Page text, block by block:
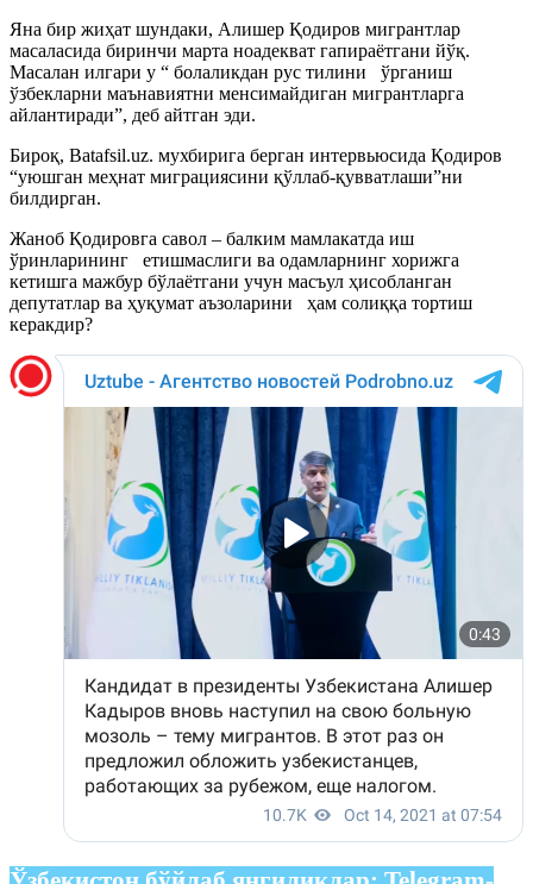
Яна бир жиҳат шундаки, Алишер Қодиров мигрантлар
масаласида биринчи марта ноадекват гапираётгани йўқ.
Масалан илгари у “ болаликдан рус тилини ўрганиш
ўзбекларни маънавиятни менсимайдиган мигрантларга
айлантиради”, деб айтган эди.
Бироқ, Batafsil.uz. мухбирига берган интервьюсида Қодиров
“уюшган меҳнат миграциясини қўллаб-қувватлаши”ни
билдирган.
Жаноб Қодировга савол – балким мамлакатда иш
ўринларининг етишмаслиги ва одамларнинг хорижга
кетишга мажбур бўлаётгани учун масъул ҳисобланган
депутатлар ва ҳуқумат аъзоларини ҳам солиққа тортиш
керакдир?